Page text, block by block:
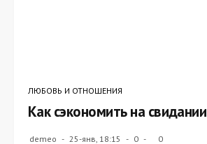
ЛЮБОВЬ И ОТНОШЕНИЯ
Как сэкономить на свидании
demeo 25-янв, 18:15 0 0